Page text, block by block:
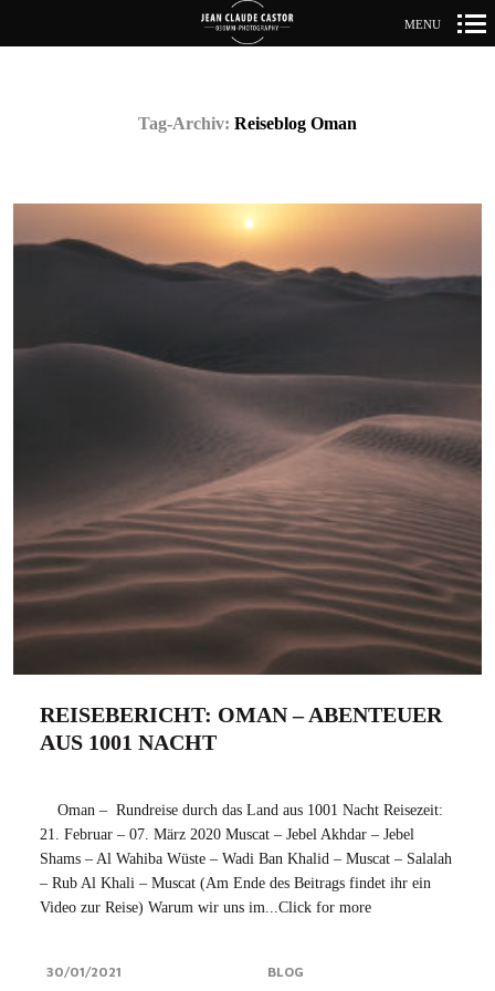
MENU
Tag-Archiv: Reiseblog Oman
REISEBERICHT: OMAN – ABENTEUER
AUS 1001 NACHT
Oman – Rundreise durch das Land aus 1001 Nacht Reisezeit:
21. Februar – 07. März 2020 Muscat – Jebel Akhdar – Jebel
Shams – Al Wahiba Wüste – Wadi Ban Khalid – Muscat – Salalah
– Rub Al Khali – Muscat (Am Ende des Beitrags findet ihr ein
Video zur Reise) Warum wir uns im...Click for more
30/01/2021 BLOG